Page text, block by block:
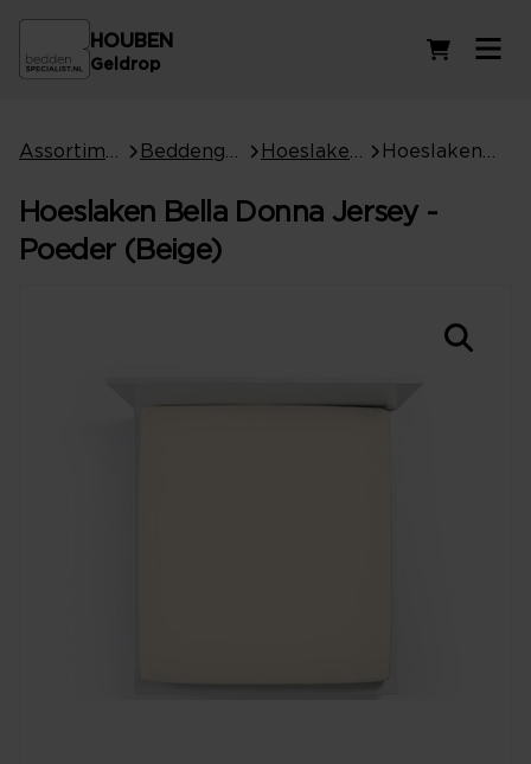
HOUBEN
Geldrop
Hoeslaken Bella Donna Jersey -
Poeder (Beige)